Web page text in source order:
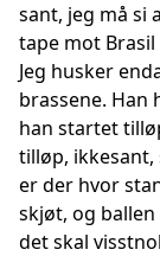
sant, jeg må si
tape mot
Jeg husker
brassene. Han
han startet
tilløp, ikkesant,
er der hvor
skjøt, og
det skal